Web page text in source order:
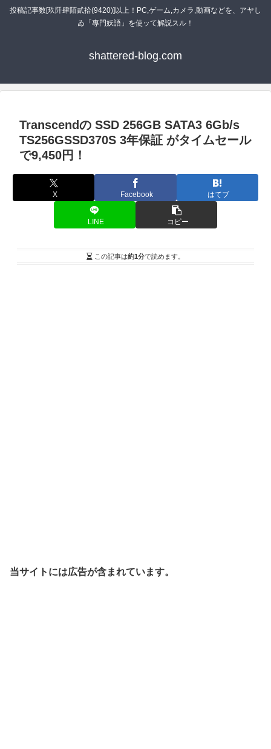
投稿記事数[玖阡肆陌貳拾(9420)]以上！PC,ゲーム,カメラ,動画などを、アヤし
ゐ「專門妖語」を使ッて解説スル！
shattered-blog.com
Transcendの SSD 256GB SATA3 6Gb/s
TS256GSSD370S 3年保証 がタイムセール
で9,450円！
X Facebook はてブ
LINE コピー
この記事は約1分で読めます。
当サイトには広告が含まれています。